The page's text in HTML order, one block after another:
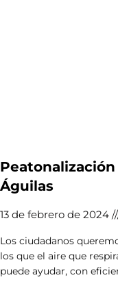
Águilas
13 de febrero de 2024
Los ciudadanos
los que el aire que
puede ayudar, con